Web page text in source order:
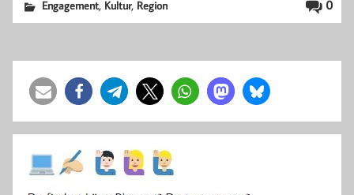
0
Engagement, Kultur, Region